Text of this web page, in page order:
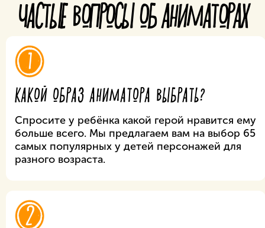
ЧАСТЫЕ ВОПРОСЫ ОБ АНИМАТОРАХ
1
КАКОЙ ОБРАЗ АНИМАТОРА ВЫБРАТЬ?
Спросите у ребёнка какой герой нравится ему
больше всего. Мы предлагаем вам на выбор 65
самых популярных у детей персонажей для
разного возраста.
2